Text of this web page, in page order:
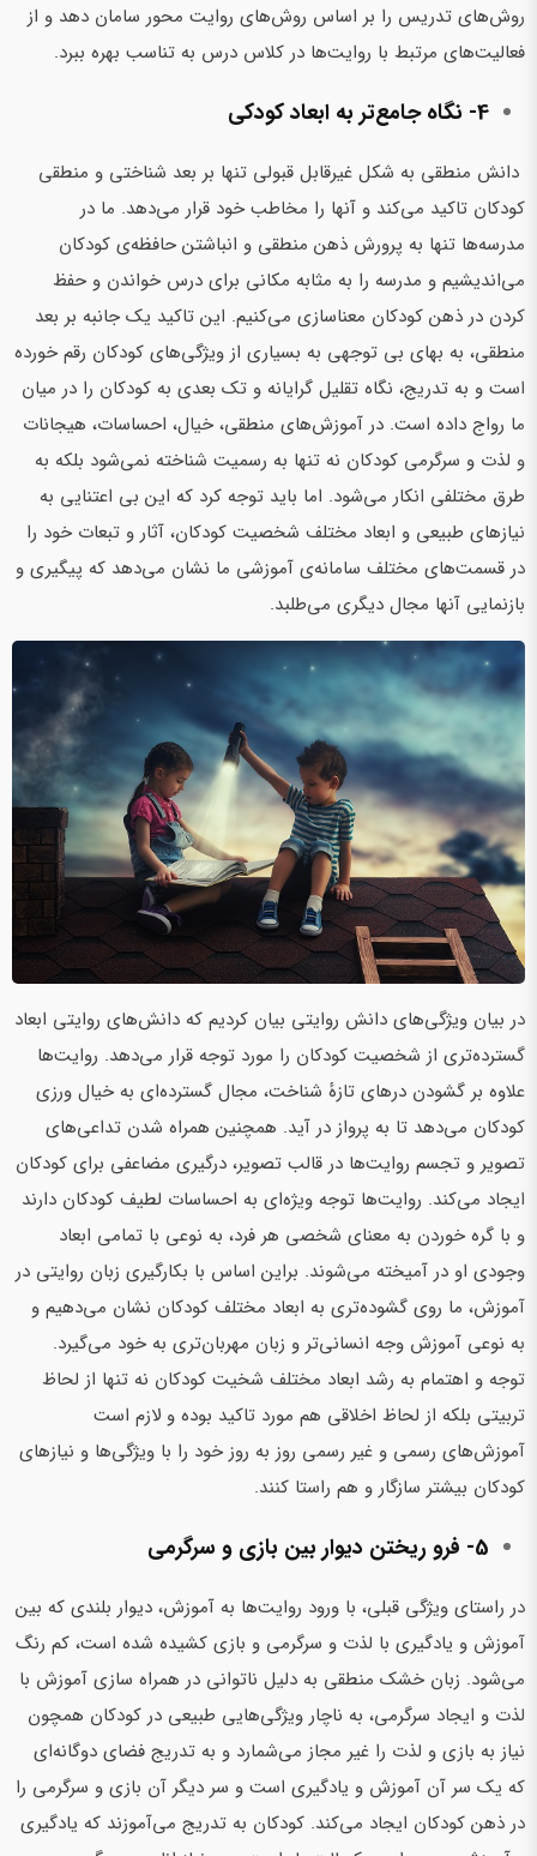
روش‌های تدریس را بر اساس روش‌های روایت محور سامان دهد و از
فعالیت‌های مرتبط با روایت‌ها در کلاس درس به تناسب بهره ببرد.
4- نگاه جامع‌تر به ابعاد کودکی
دانش منطقی به شکل غیرقابل قبولی تنها بر بعد شناختی و منطقی
کودکان تاکید می‌کند و آنها را مخاطب خود قرار می‌دهد. ما در
مدرسه‌ها تنها به پرورش ذهن منطقی و انباشتن حافظه‌ی کودکان
می‌اندیشیم و مدرسه را به مثابه مکانی برای درس خواندن و حفظ
کردن در ذهن کودکان معناسازی می‌کنیم. این تاکید یک جانبه بر بعد
منطقی، به بهای بی توجهی به بسیاری از ویژگی‌های کودکان رقم خورده
است و به تدریج، نگاه تقلیل گرایانه و تک بعدی به کودکان را در میان
ما رواج داده است. در آموزش‌های منطقی، خیال، احساسات، هیجانات
و لذت و سرگرمی کودکان نه تنها به رسمیت شناخته نمی‌شود بلکه به
طرق مختلفی انکار می‌شود. اما باید توجه کرد که این بی اعتنایی به
نیازهای طبیعی و ابعاد مختلف شخصیت کودکان، آثار و تبعات خود را
در قسمت‌های مختلف سامانه‌ی آموزشی ما نشان می‌دهد که پیگیری و
بازنمایی آنها مجال دیگری می‌طلبد.
در بیان ویژگی‌های دانش روایتی بیان کردیم که دانش‌های روایتی ابعاد
گسترده‌تری از شخصیت کودکان را مورد توجه قرار می‌دهد. روایت‌ها
علاوه بر گشودن درهای تازهٔ شناخت، مجال گسترده‌ای به خیال ورزی
کودکان می‌دهد تا به پرواز در آید. همچنین همراه شدن تداعی‌های
تصویر و تجسم روایت‌ها در قالب تصویر، درگیری مضاعفی برای کودکان
ایجاد می‌کند. روایت‌ها توجه ویژه‌ای به احساسات لطیف کودکان دارند
و با گره خوردن به معنای شخصی هر فرد، به نوعی با تمامی ابعاد
وجودی او در آمیخته می‌شوند. براین اساس با بکارگیری زبان روایتی در
آموزش، ما روی گشوده‌تری به ابعاد مختلف کودکان نشان می‌دهیم و
به نوعی آموزش وجه انسانی‌تر و زبان مهربان‌تری به خود می‌گیرد.
توجه و اهتمام به رشد ابعاد مختلف شخیت کودکان نه تنها از لحاظ
تربیتی بلکه از لحاظ اخلاقی هم مورد تاکید بوده و لازم است
آموزش‌های رسمی و غیر رسمی روز به روز خود را با ویژگی‌ها و نیازهای
کودکان بیشتر سازگار و هم راستا کنند.
5- فرو ریختن دیوار بین بازی و سرگرمی
در راستای ویژگی قبلی، با ورود روایت‌ها به آموزش، دیوار بلندی که بین
آموزش و یادگیری با لذت و سرگرمی و بازی کشیده شده است، کم رنگ
می‌شود. زبان خشک منطقی به دلیل ناتوانی در همراه سازی آموزش با
لذت و ایجاد سرگرمی، به ناچار ویژگی‌هایی طبیعی در کودکان همچون
نیاز به بازی و لذت را غیر مجاز می‌شمارد و به تدریج فضای دوگانه‌ای
که یک سر آن آموزش و یادگیری است و سر دیگر آن بازی و سرگرمی را
در ذهن کودکان ایجاد می‌کند. کودکان به تدریج می‌آموزند که یادگیری